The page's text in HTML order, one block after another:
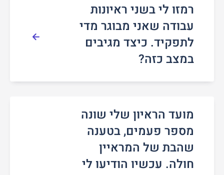
רמזו לי בשני ראיונות
עבודה שאני מבוגר מדי
לתפקיד. כיצד מגיבים
במצב כזה?
מועד הראיון שלי שונה
מספר פעמים, בטענה
שהבת של המראיין
חולה. עכשיו הודיעו לי